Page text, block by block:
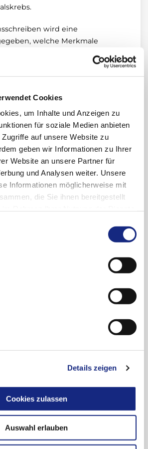
Cookies
um Inhalte und Anzeigen zu
für soziale Medien anbieten
auf unsere Website zu
geben wir Informationen zu Ihrer
Website an unsere Partner für
und Analysen weiter. Unsere
Informationen möglicherweise mit
die Sie ihnen bereitgestellt
Webseite weiterhin
Details zeigen
Cookies zulassen
Auswahl erlauben
wird eine
welche Merkmale
Produkte aufweisen und wie
manipulierte Packung
kann. Die Etiketten sollen
vom beschriebenen Labelling
werden.
zu Gardasil® 9 vom
"Drug Safety Mail"
Dokumente zu